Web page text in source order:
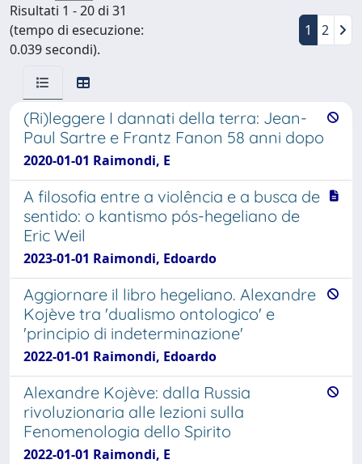
Risultati 1 - 20 di 31
(tempo di esecuzione:
0.039 secondi).
1 2
(Ri)leggere I dannati della terra: Jean-
Paul Sartre e Frantz Fanon 58 anni dopo
2020-01-01 Raimondi, E
A filosofia entre a violência e a busca de
sentido: o kantismo pós-hegeliano de
Eric Weil
2023-01-01 Raimondi, Edoardo
Aggiornare il libro hegeliano. Alexandre
Kojève tra 'dualismo ontologico' e
'principio di indeterminazione'
2022-01-01 Raimondi, Edoardo
Alexandre Kojève: dalla Russia
rivoluzionaria alle lezioni sulla
Fenomenologia dello Spirito
2022-01-01 Raimondi, E